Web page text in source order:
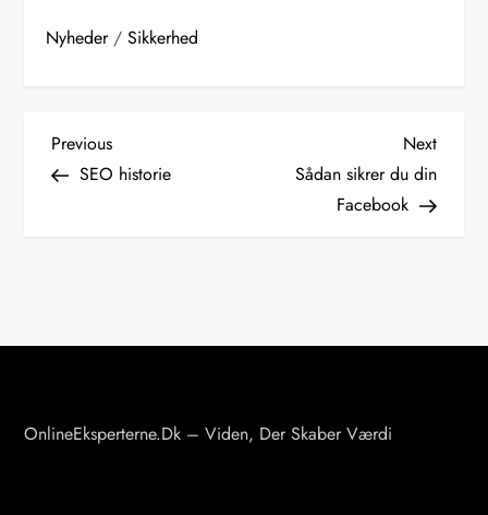
Nyheder/Sikkerhed
I
n
s
a
Previous
Post
Previous
SEO historie
Next
Post
Next
Sådan sikrer du din
Facebook
OnlineEksperterne.dk – Viden, Der Skaber Værdi